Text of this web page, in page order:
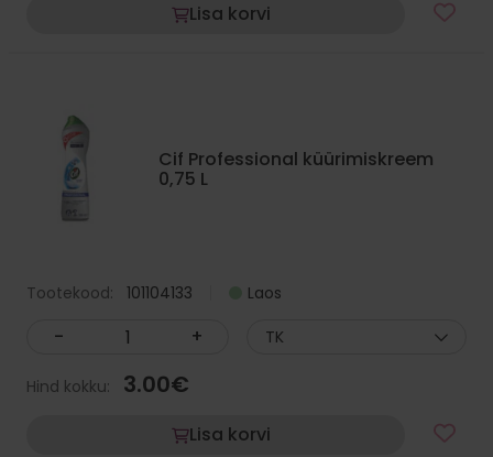
Lisa korvi
Cif Professional küürimiskreem
0,75 L
Tootekood: 101104133 Laos
- + TK
Hind kokku: 3.00€
Lisa korvi